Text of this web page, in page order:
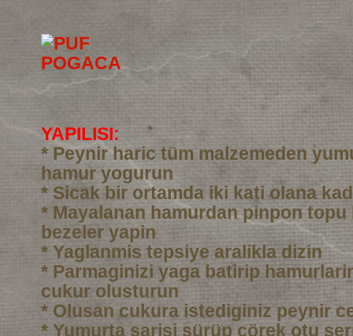
YAPILISI:
* Peynir haric tüm malzemeden
hamur yogurun
* Sicak bir ortamda iki kati olana
* Mayalanan hamurdan pinpon
bezeler yapin
* Yaglanmis tepsiye aralikla dizin
* Parmaginizi yaga batirip
cukur olusturun
* Olusan cukura istediginiz peynir
* Yumurta sarisi sürüp cörek otu